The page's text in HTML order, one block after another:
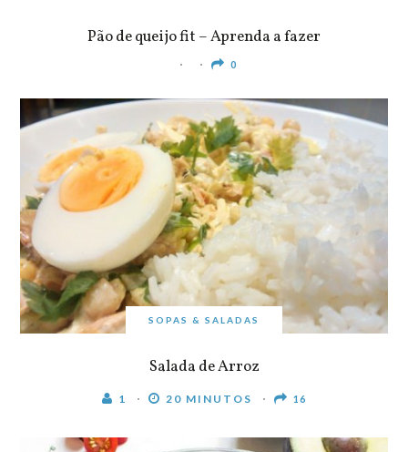
Pão de queijo fit – Aprenda a fazer
0
SOPAS & SALADAS
Salada de Arroz
1 20 MINUTOS 16